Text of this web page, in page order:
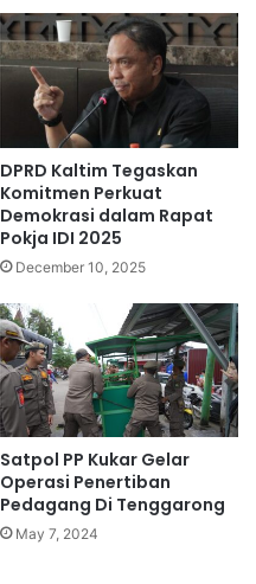
DPRD Kaltim Tegaskan
Komitmen Perkuat
Demokrasi dalam Rapat
Pokja IDI 2025
December 10, 2025
Satpol PP Kukar Gelar
Operasi Penertiban
Pedagang Di Tenggarong
May 7, 2024